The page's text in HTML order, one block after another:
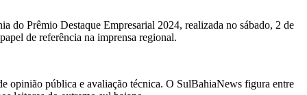
do Prêmio Destaque Empresarial 2024, realizada no sábado, 2 de
de referência na imprensa regional.
opinião pública e avaliação técnica. O SulBahiaNews figura entre